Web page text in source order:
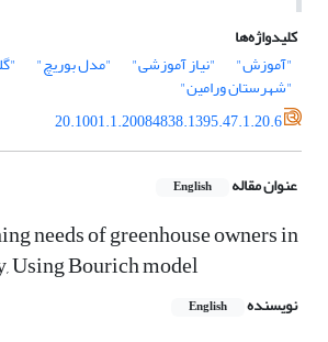
کلیدواژه‌ها
"آموزش"
"نیاز آموزشی" "مدل بوریچ"
"شهرستان ورامین"
20.1001.1.20084838.1395.47.1.20.6
عنوان مقاله English
needs of greenhouse owners in
Using Bourich model
نویسنده English